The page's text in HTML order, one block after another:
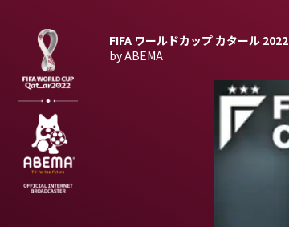
FIFA ワールドカップ カタール 2022
by ABEMA